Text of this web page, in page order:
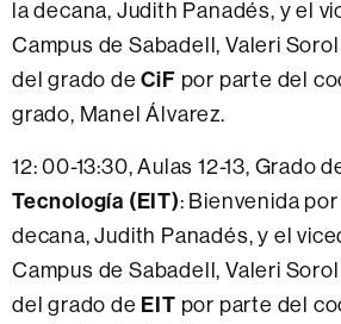
la decana, Judith Panadés, y el
Campus de Sabadell, Valeri
del grado deCiF por parte del
grado, Manel Álvarez.
12: 00-13:30, Aulas 12-13, Grado
Tecnología (EIT): Bienvenida
decana, Judith Panadés, y el
Campus de Sabadell, Valeri
del grado de EIT por parte del